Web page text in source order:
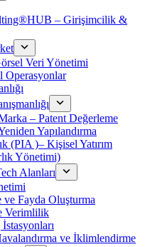
– Girişimcilik &
Veri Yönetimi
Operasyonlar
– Patent Değerleme
Yapılandırma
(PIA )– Kişisel Yatırım
Yönetimi)
Alanları
Fayda Oluşturma
Verimlilik
ve İklimlendirme